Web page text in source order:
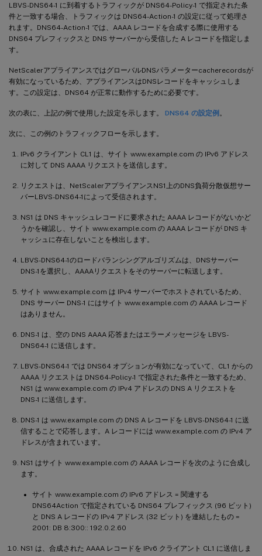
LBVS-DNS64-1 に到着するトラフィックが DNS64-Policy-1 で指定された条
件と一致する場合、トラフィックは DNS64-Action-1 の設定に従って処理さ
れます。DNS64-Action-1 では、AAAA レコードを合成する際に使用する
DNS64 プレフィックスと DNS サーバーから受信した A レコードを指定しま
す。
NetScalerアプライアンスではグローバルDNSパラメーターcacherecordsが
有効になっているため、アプライアンスはDNSレコードをキャッシュしま
す。この設定は、DNS64 が正常に動作するために必要です。
次の表に、上記の例で使用した設定を示します。 DNS64 の設定例 。
次に、この例のトラフィックフローを示します。
IPv6 クライアント CL1 は、サイト www.example.com の IPv6 アドレス
に対して DNS AAAA リクエストを送信します。
リクエストは、NetScalerアプライアンスNS1上のDNS負荷分散仮想サー
バーLBVS-DNS64-1によって受信されます。
NS1 は DNS キャッシュレコードに要求された AAAA レコードがないかど
うかを確認し、サイト www.example.com の AAAA レコードが DNS キ
ャッシュに存在しないことを検出します。
LBVS-DNS64-1のロードバランシングアルゴリズムは、DNSサーバー
DNS-1を選択し、AAAAリクエストをそのサーバーに転送します。
サイト www.example.com は IPv4 サーバーでホストされているため、
DNS サーバー DNS-1 にはサイト www.example.com の AAAA レコード
はありません。
DNS-1 は、空の DNS AAAA 応答またはエラーメッセージを LBVS-
DNS64-1 に送信します。
LBVS-DNS64-1 では DNS64 オプションが有効になっていて、CL1 からの
AAAA リクエストは DNS64-Policy-1 で指定された条件と一致するため、
NS1 は www.example.com の IPv4 アドレスの DNS A リクエストを
DNS-1 に送信します。
DNS-1 は www.example.com の DNS A レコードを LBVS-DNS64-1 に送
信することで応答します。A レコードには www.example.com の IPv4 ア
ドレスが含まれています。
NS1 はサイト www.example.com の AAAA レコードを次のように合成し
ます。
サイト www.example.com の IPv6 アドレス = 関連する
DNS64Action で指定されている DNS64 プレフィックス (96 ビット)
と DNS A レコードの IPv4 アドレス (32 ビット) を連結したもの =
2001: DB 8:300:: 192.0.2.60
NS1 は、合成された AAAA レコードを IPv6 クライアント CL1 に送信しま